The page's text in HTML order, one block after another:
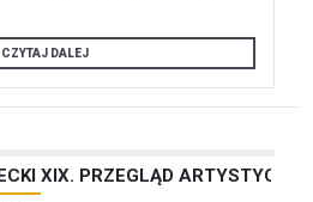
CZYTAJ DALEJ
XIX. PRZEGLĄD